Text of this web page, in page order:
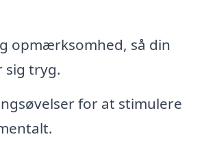
opmærksomhed, så din
sig tryg.
for at stimulere